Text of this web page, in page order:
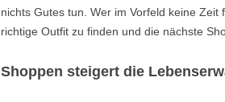
nichts Gutes tun. Wer im Vorfeld keine
richtige Outfit zu finden und die nächste
Shoppen steigert die